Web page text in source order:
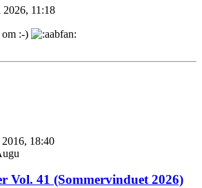
2026, 11:18
om :-)
18:40
Vol. 41 (Sommervinduet 2026)